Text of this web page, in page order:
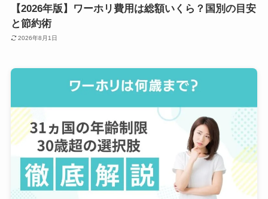
【2026年版】ワーホリ費用は総額いくら？国別の目安
と節約術
2026年8月1日